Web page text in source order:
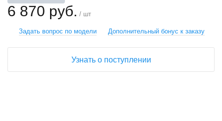
6 870 руб. / шт
Задать вопрос по модели Дополнительный бонус к заказу
Узнать о поступлении